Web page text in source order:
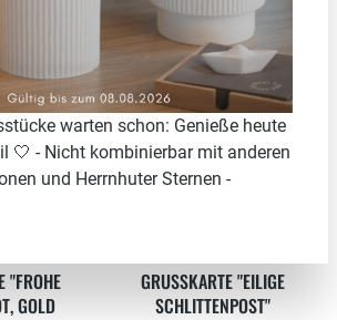
"FROHE
GOLD
%
GRUSSKARTE "EILIGE S
CHLITTENPOST"
warten schon: Genieße heute
🤍 - Nicht kombinierbar mit anderen
und Herrnhuter Sternen -